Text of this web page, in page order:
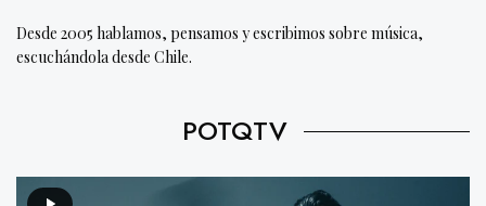
Desde 2005 hablamos, pensamos y escribimos sobre música,
escuchándola desde Chile.
POTQTV